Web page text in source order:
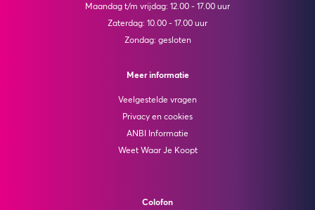
Maandag t/m vrijdag: 12.00 - 17.00 uur
Zaterdag: 10.00 - 17.00 uur
Zondag: gesloten
Meer informatie
Veelgestelde vragen
Privacy en cookies
ANBI Informatie
Weet Waar Je Koopt
Colofon